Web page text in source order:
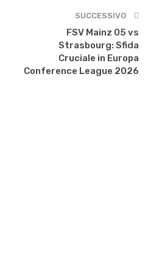
SUCCESSIVO
FSV Mainz 05 vs
Strasbourg: Sfida
Cruciale in Europa
Conference League 2026